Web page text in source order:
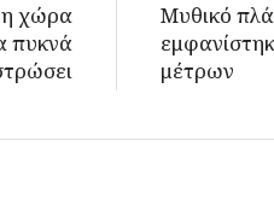
η χώρα
πυκνά
Μυθικό
μέτρων